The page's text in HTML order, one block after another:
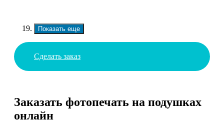
Показать еще
Сделать заказ
Заказать фотопечать на подушках
онлайн